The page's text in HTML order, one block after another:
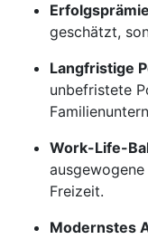
geschätzt,
Langfristige
unbefristete
Work-Life-
Freizeit.
Modernstes